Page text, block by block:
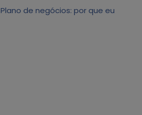
Plano de negócios: por que eu